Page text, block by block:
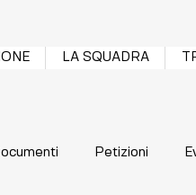
LA SQUADRA
Petizioni